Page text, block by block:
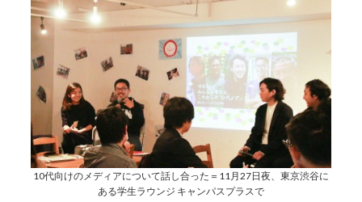
10代向けのメディアについて話し合った＝11月27日夜、東京渋谷に
ある学生ラウンジ キャンパスプラスで